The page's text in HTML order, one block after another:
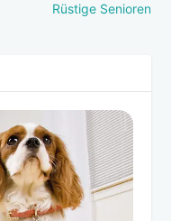
Rüstige Senioren